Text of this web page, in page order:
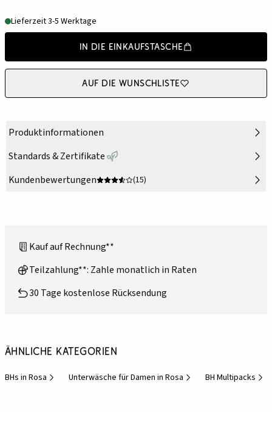
Lieferzeit 3-5 Werktage
In die Einkaufstasche
Auf die Wunschliste
Produktinformationen
Standards & Zertifikate
Kundenbewertungen
(15)
Kauf auf Rechnung**
Teilzahlung**: Zahle monatlich in Raten
30 Tage kostenlose Rücksendung
Ähnliche Kategorien
BHs in Rosa Unterwäsche für Damen in Rosa BH Multipacks